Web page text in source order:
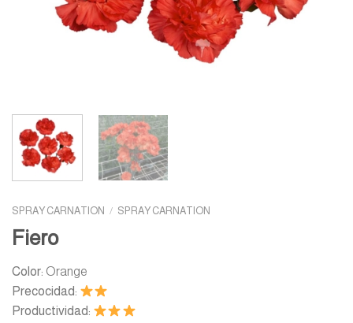
SPRAY CARNATION / SPRAY CARNATION
Fiero
Color: Orange
Precocidad:
Productividad: